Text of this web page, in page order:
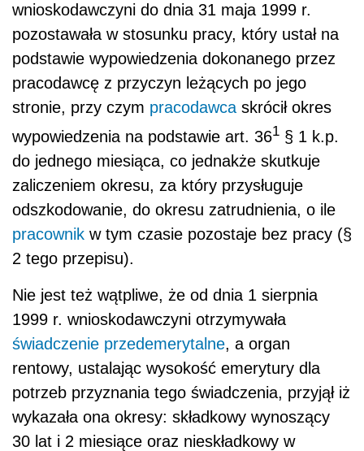
wnioskodawczyni do dnia 31 maja 1999 r.
pozostawała w stosunku pracy, który ustał na
podstawie wypowiedzenia dokonanego przez
pracodawcę z przyczyn leżących po jego
stronie, przy czym pracodawca skrócił okres
wypowiedzenia na podstawie art. 361 § 1 k.p.
do jednego miesiąca, co jednakże skutkuje
zaliczeniem okresu, za który przysługuje
odszkodowanie, do okresu zatrudnienia, o ile
pracownik w tym czasie pozostaje bez pracy (§
2 tego przepisu).
Nie jest też wątpliwe, że od dnia 1 sierpnia
1999 r. wnioskodawczyni otrzymywała
świadczenie przedemerytalne, a organ
rentowy, ustalając wysokość emerytury dla
potrzeb przyznania tego świadczenia, przyjął iż
wykazała ona okresy: składkowy wynoszący
30 lat i 2 miesiące oraz nieskładkowy w